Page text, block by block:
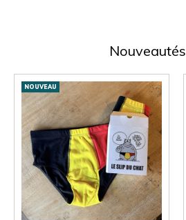
Nouveautés
Nouveautés
NOUVEAU